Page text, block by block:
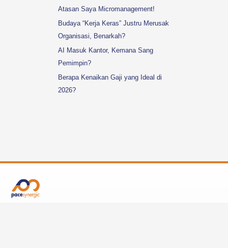
Atasan Saya Micromanagement!
Budaya “Kerja Keras” Justru Merusak
Organisasi, Benarkah?
AI Masuk Kantor, Kemana Sang
Pemimpin?
Berapa Kenaikan Gaji yang Ideal di
2026?